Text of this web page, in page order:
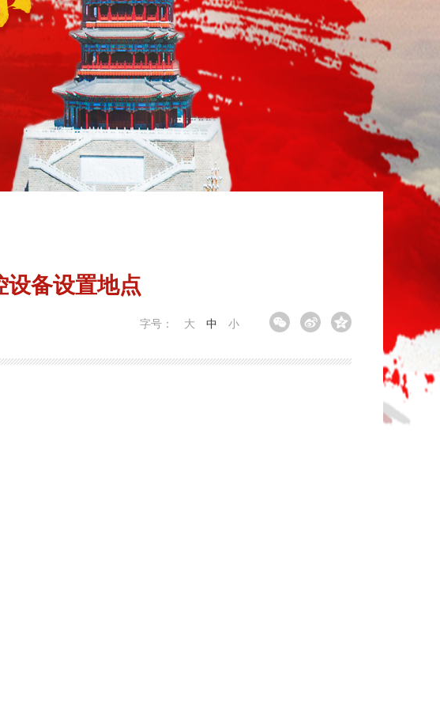
备设置地点
字号： 大 中 小